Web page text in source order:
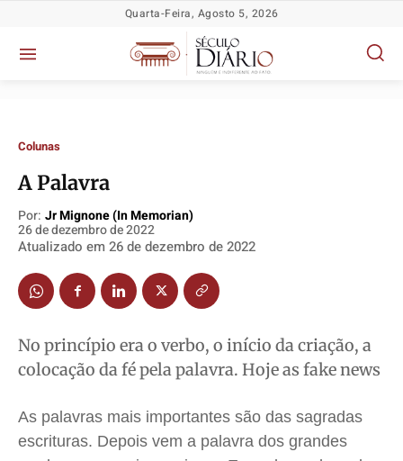
Política
Socioeconômicas
Justiça
Segurança
Meio Ambiente
Cidades
Política
Socioeconômicas
Justiça
Segurança
Meio Ambiente
Cidades
Política
Socioeconômicas
Justiça
Segurança
Meio Ambiente
Cidades
Política
Socioeconômicas
Justiça
Segurança
Meio Ambiente
Cidades
Quarta-Feira, Agosto 5, 2026
Colunas
A Palavra
Por: Jr Mignone (in Memorian)
26 de dezembro de 2022
Atualizado em 26 de dezembro de 2022
No princípio era o verbo, o início da criação, a
colocação da fé pela palavra. Hoje as fake news
As palavras mais importantes são das sagradas
escrituras. Depois vem a palavra dos grandes